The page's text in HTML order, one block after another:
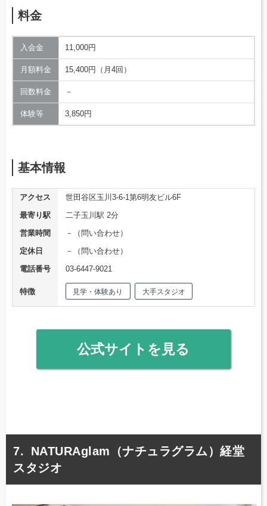
料金
入会金 11,000円
月額料金 15,400円（月4回）
回数料金 －
体験等 3,850円
基本情報
アクセス
世田谷区玉川3-6-1第6明友ビル6F
最寄り駅
二子玉川駅 2分
営業時間
－（問い合わせ）
定休日
－（問い合わせ）
電話番号
03-6447-9021
特徴 見学・体験あり 大手スタジオ
公式サイトを見る
NATURAglam（ナチュラグラム）経堂
スタジオ